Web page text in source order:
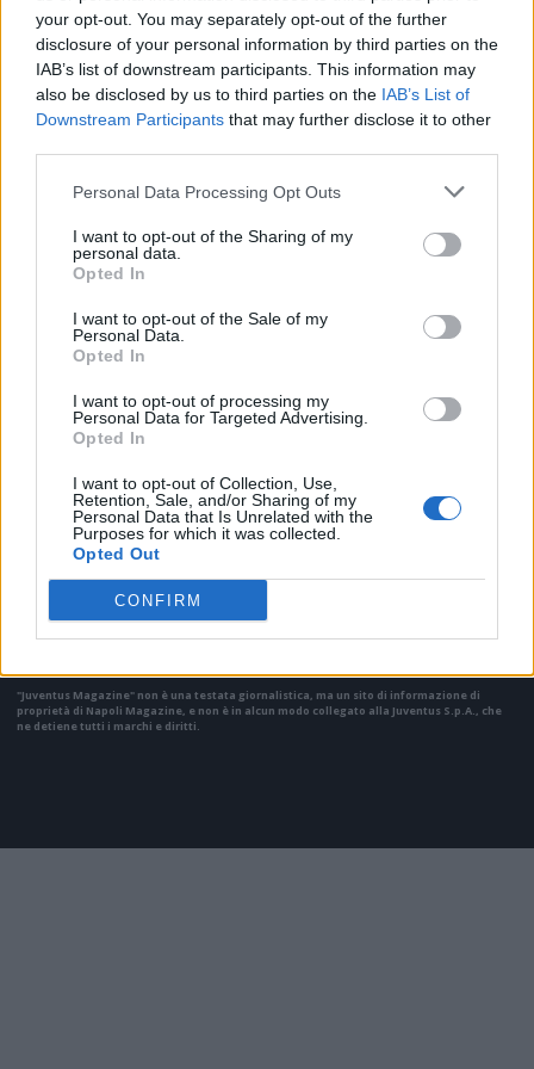
your opt-out. You may separately opt-out of the further
disclosure of your personal information by third parties on the
IAB’s list of downstream participants. This information may
also be disclosed by us to third parties on the IAB’s List of
Downstream Participants that may further disclose it to other
Personal Data Processing Opt Outs
I want to opt-out of the Sharing of my
personal data.
Opted In
I want to opt-out of the Sale of my
Personal Data.
Opted In
I want to opt-out of processing my
Personal Data for Targeted Advertising.
Opted In
I want to opt-out of Collection, Use,
Retention, Sale, and/or Sharing of my
Personal Data that Is Unrelated with the
Purposes for which it was collected.
Opted Out
CONFIRM
da studiare con attenzione".
Il materiale (testo, foto e video) consultabile in questo portale è di nostra proprietà.
Alcune foto (screenshot) ed articoli presenti su "Juventus Magazine" sono in parte giunti
da internet, in quanto arrivati alla nostra attenzione attraverso regolari comunicati
"Juventus Magazine" non è una testata giornalistica, ma un sito di informazione di
proprietà di Napoli Magazine, e non è in alcun modo collegato alla Juventus S.p.A., che
ne detiene tutti i marchi e diritti.